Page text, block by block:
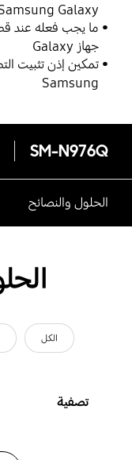
Galaxy
ما يجب فعله عند
جهاز Galaxy
تمكين إذن تثبيت
Samsung
SM-N976Q
الحلول والنصائح
الكل
تصفية